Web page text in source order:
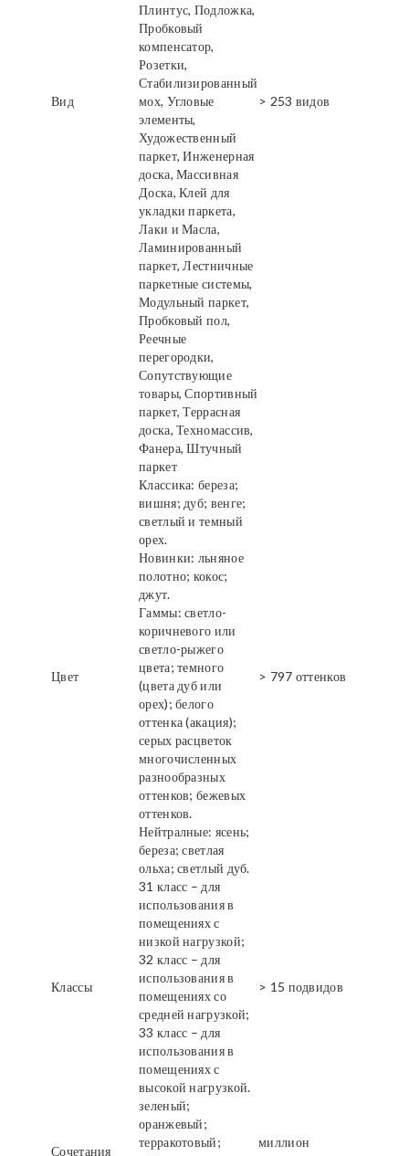
Вид
Плинтус, Подложка,
Пробковый
компенсатор,
Розетки,
Стабилизированный
мох, Угловые
элементы,
Художественный
паркет, Инженерная
доска, Массивная
Доска, Клей для
укладки паркета,
Лаки и Масла,
Ламинированный
паркет, Лестничные
паркетные системы,
Модульный паркет,
Пробковый пол,
Реечные
перегородки,
Сопутствующие
товары, Спортивный
паркет, Террасная
доска, Техномассив,
Фанера, Штучный
паркет
> 253 видов
Цвет
Классика: береза;
вишня; дуб; венге;
светлый и темный
орех.
Новинки: льняное
полотно; кокос;
джут.
Гаммы: светло-
коричневого или
светло-рыжего
цвета; темного
(цвета дуб или
орех); белого
оттенка (акация);
серых расцветок
многочисленных
разнообразных
оттенков; бежевых
оттенков.
Нейтралные: ясень;
береза; светлая
ольха; светлый дуб.
> 797 оттенков
Классы
31 класс – для
использования в
помещениях с
низкой нагрузкой;
32 класс – для
использования в
помещениях со
средней нагрузкой;
33 класс – для
использования в
помещениях с
высокой нагрузкой.
> 15 подвидов
Сочетания
зеленый;
оранжевый;
терракотовый;
миллион